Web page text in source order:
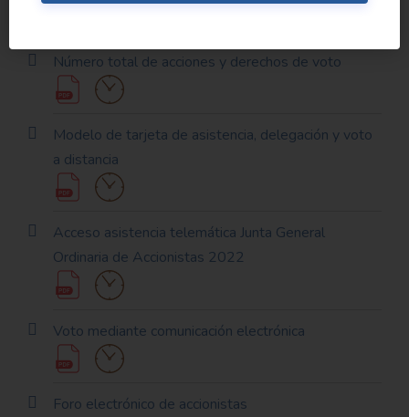
Número total de acciones y derechos de voto
Modelo de tarjeta de asistencia, delegación y voto
a distancia
Acceso asistencia telemática Junta General
Ordinaria de Accionistas 2022
Voto mediante comunicación electrónica
Foro electrónico de accionistas